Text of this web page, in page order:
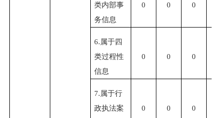
类内部事
务信息
0 0 0
6.属于四
类过程性
信息
0 0 0
7.属于行
政执法案
0 0 0